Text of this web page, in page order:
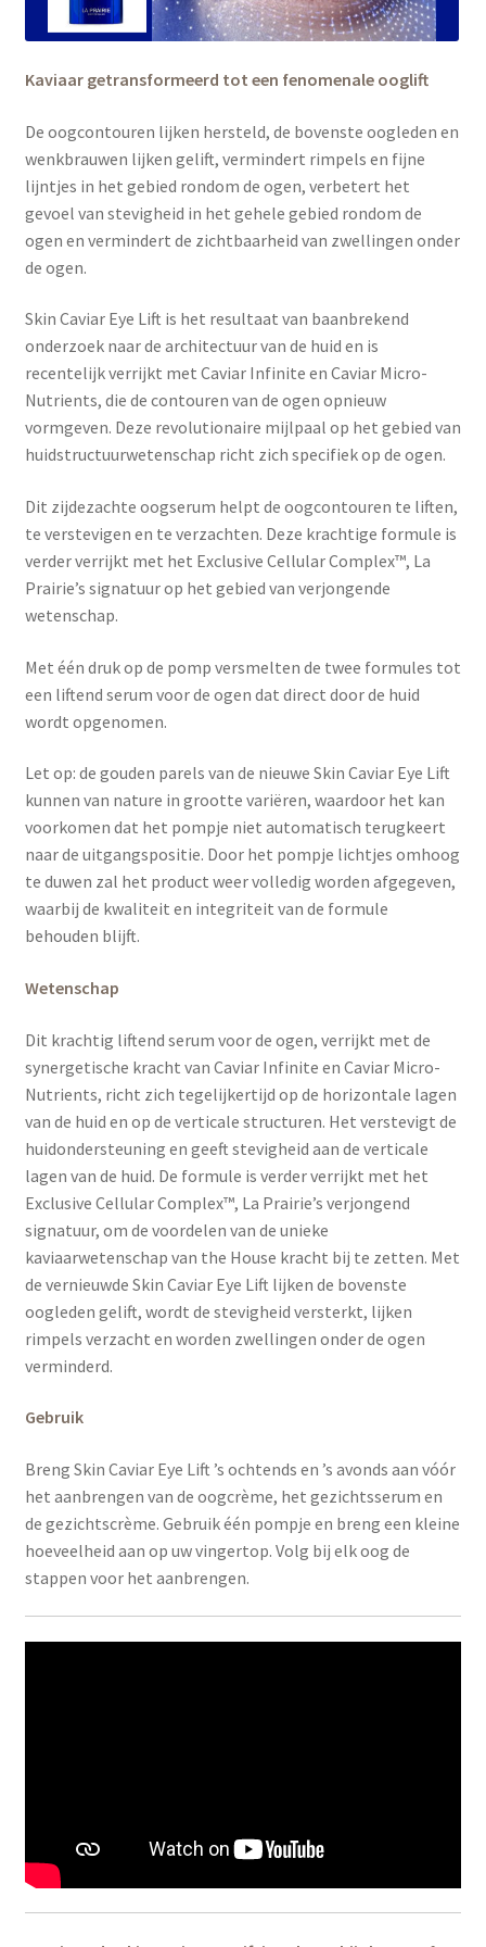
Kaviaar getransformeerd tot een fenomenale ooglift
De oogcontouren lijken hersteld, de bovenste oogleden en
wenkbrauwen lijken gelift, vermindert rimpels en fijne
lijntjes in het gebied rondom de ogen, verbetert het
gevoel van stevigheid in het gehele gebied rondom de
ogen en vermindert de zichtbaarheid van zwellingen onder
de ogen.
Skin Caviar Eye Lift is het resultaat van baanbrekend
onderzoek naar de architectuur van de huid en is
recentelijk verrijkt met Caviar Infinite en Caviar Micro-
Nutrients, die de contouren van de ogen opnieuw
vormgeven. Deze revolutionaire mijlpaal op het gebied van
huidstructuurwetenschap richt zich specifiek op de ogen.
Dit zijdezachte oogserum helpt de oogcontouren te liften,
te verstevigen en te verzachten. Deze krachtige formule is
verder verrijkt met het Exclusive Cellular Complex™, La
Prairie’s signatuur op het gebied van verjongende
wetenschap.
Met één druk op de pomp versmelten de twee formules tot
een liftend serum voor de ogen dat direct door de huid
wordt opgenomen.
Let op: de gouden parels van de nieuwe Skin Caviar Eye Lift
kunnen van nature in grootte variëren, waardoor het kan
voorkomen dat het pompje niet automatisch terugkeert
naar de uitgangspositie. Door het pompje lichtjes omhoog
te duwen zal het product weer volledig worden afgegeven,
waarbij de kwaliteit en integriteit van de formule
behouden blijft.
Wetenschap
Dit krachtig liftend serum voor de ogen, verrijkt met de
synergetische kracht van Caviar Infinite en Caviar Micro-
Nutrients, richt zich tegelijkertijd op de horizontale lagen
van de huid en op de verticale structuren. Het verstevigt de
huidondersteuning en geeft stevigheid aan de verticale
lagen van de huid. De formule is verder verrijkt met het
Exclusive Cellular Complex™, La Prairie’s verjongend
signatuur, om de voordelen van de unieke
kaviaarwetenschap van the House kracht bij te zetten. Met
de vernieuwde Skin Caviar Eye Lift lijken de bovenste
oogleden gelift, wordt de stevigheid versterkt, lijken
rimpels verzacht en worden zwellingen onder de ogen
verminderd.
Gebruik
Breng Skin Caviar Eye Lift ’s ochtends en ’s avonds aan vóór
het aanbrengen van de oogcrème, het gezichtsserum en
de gezichtscrème. Gebruik één pompje en breng een kleine
hoeveelheid aan op uw vingertop. Volg bij elk oog de
stappen voor het aanbrengen.